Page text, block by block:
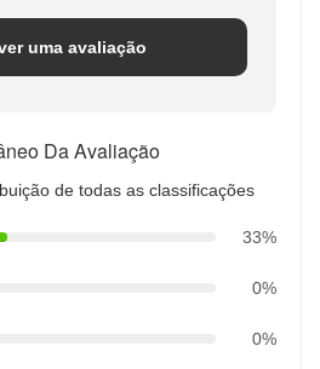
uma avaliação
Da Avaliação
de todas as classificações
33%
0%
0%